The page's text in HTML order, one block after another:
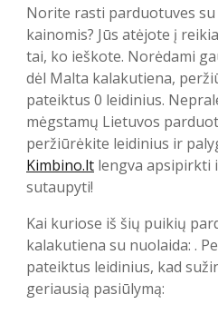
Norite rasti parduotuves su
kainomis? Jūs atėjote į
tai, ko ieškote. Norėdami
dėl Malta kalakutiena,
pateiktus 0 leidinius.
mėgstamų Lietuvos
peržiūrėkite leidinius ir
Kimbino.lt lengva apsipirkti
sutaupyti!
Kai kuriose iš šių puikių
kalakutiena su nuolaida: .
pateiktus leidinius, kad
geriausią pasiūlymą: